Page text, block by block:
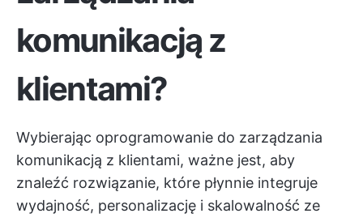
komunikacją z
klientami?
Wybierając oprogramowanie do zarządzania
komunikacją z klientami, ważne jest, aby
znaleźć rozwiązanie, które płynnie integruje
wydajność, personalizację i skalowalność ze